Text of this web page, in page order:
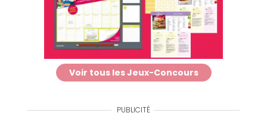
Voir tous les Jeux-Concours
PUBLICITÉ